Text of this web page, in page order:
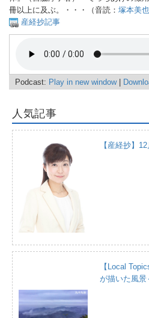
冊以上に及ぶ。・・・（音読： 塚本美
産経抄記事
Podcast: Play in new window|
人気記事
【産経抄】
【Local
が描いた風景